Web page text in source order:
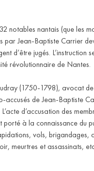
notables nantais (que les
par Jean-Baptiste Carrier
d’être jugés. L’instruction
révolutionnaire de Nantes.
(1750-1798), avocat
accusés de Jean-Baptiste
d’accusation des
à la connaissance du
vols, brigandages,
meurtres et assassinats,